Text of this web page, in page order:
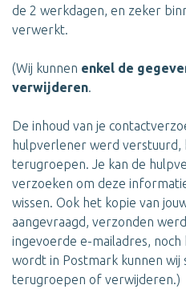
de 2 werkdagen, en zeker
verwerkt.
(Wij kunnen enkel de
verwijderen.
De inhoud van je
hulpverlener werd verstuurd,
terugroepen. Je kan de
verzoeken om deze
wissen. Ook het kopie van
aangevraagd, verzonden
ingevoerde e-mailadres,
wordt in Postmark kunnen wij
terugroepen of verwijderen.)